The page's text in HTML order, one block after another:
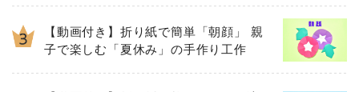
【動画付き】折り紙で簡単「朝顔」 親
子で楽しむ「夏休み」の手作り工作